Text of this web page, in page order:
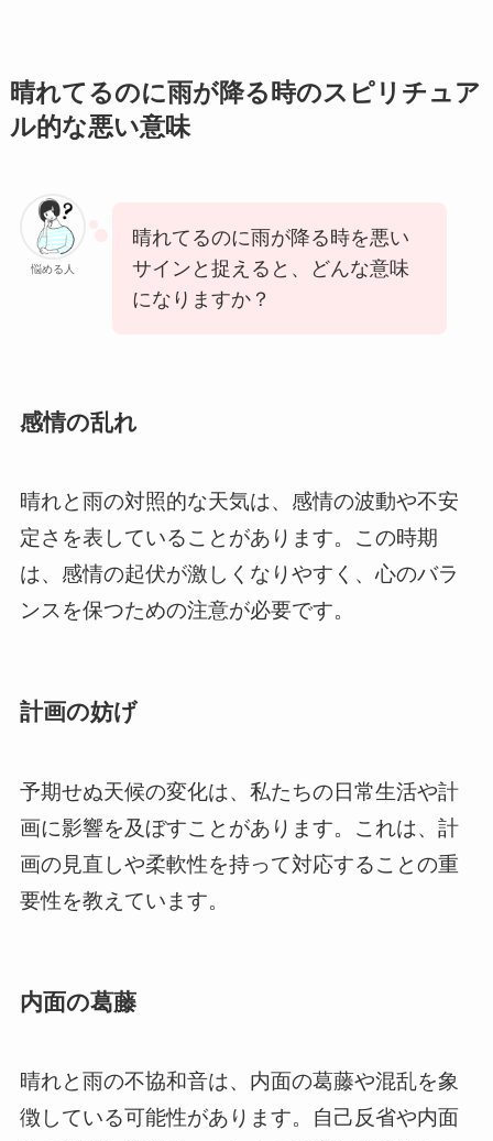
晴れてるのに雨が降る時のスピリチュア
ル的な悪い意味
悩める人
晴れてるのに雨が降る時を悪い
サインと捉えると、どんな意味
になりますか？
感情の乱れ
晴れと雨の対照的な天気は、感情の波動や不安
定さを表していることがあります。この時期
は、感情の起伏が激しくなりやすく、心のバラ
ンスを保つための注意が必要です。
計画の妨げ
予期せぬ天候の変化は、私たちの日常生活や計
画に影響を及ぼすことがあります。これは、計
画の見直しや柔軟性を持って対応することの重
要性を教えています。
内面の葛藤
晴れと雨の不協和音は、内面の葛藤や混乱を象
徴している可能性があります。自己反省や内面